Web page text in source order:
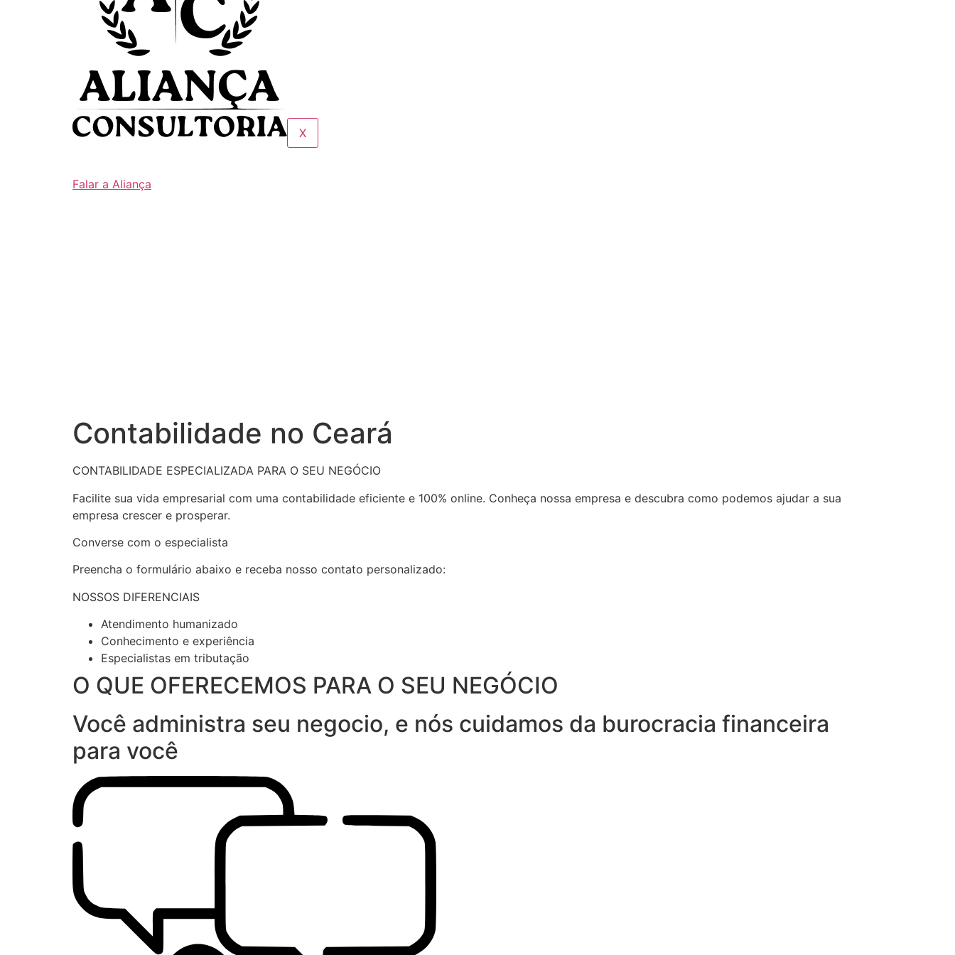
X
Falar a Aliança
Contabilidade no Ceará
CONTABILIDADE ESPECIALIZADA PARA O SEU NEGÓCIO
Facilite sua vida empresarial com uma contabilidade eficiente e 100% online. Conheça nossa empresa e descubra como podemos ajudar a sua
empresa crescer e prosperar.
Converse com o especialista
Preencha o formulário abaixo e receba nosso contato personalizado:
NOSSOS DIFERENCIAIS
Atendimento humanizado
Conhecimento e experiência
Especialistas em tributação
O QUE OFERECEMOS PARA O SEU NEGÓCIO
Você administra seu negocio, e nós cuidamos da burocracia financeira
para você